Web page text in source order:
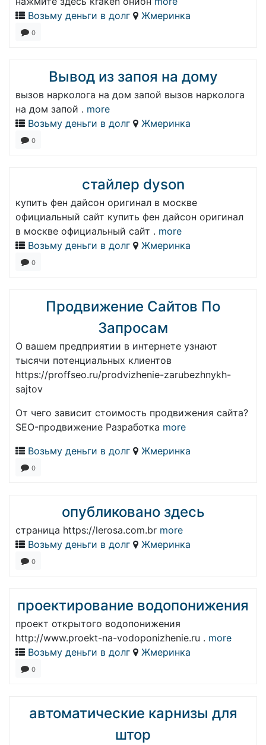
Возьму деньги в долг
Жмеринка
0
Вывод из запоя на дому
вызов нарколога на дом запой вызов нарколога
на дом запой . more
Возьму деньги в долг
Жмеринка
0
стайлер dyson
купить фен дайсон оригинал в москве
официальный сайт купить фен дайсон оригинал
в москве официальный сайт . more
Возьму деньги в долг
Жмеринка
0
Продвижение Сайтов По
Запросам
О вашем предприятии в интернете узнают
тысячи потенциальных клиентов
https://proffseo.ru/prodvizhenie-zarubezhnykh-
sajtov
От чего зависит стоимость продвижения сайта?
SEO-продвижение Разработка more
Возьму деньги в долг
Жмеринка
0
опубликовано здесь
страница https://lerosa.com.br more
Возьму деньги в долг
Жмеринка
0
проектирование водопонижения
проект открытого водопонижения
http://www.proekt-na-vodoponizhenie.ru . more
Возьму деньги в долг
Жмеринка
0
автоматические карнизы для
штор